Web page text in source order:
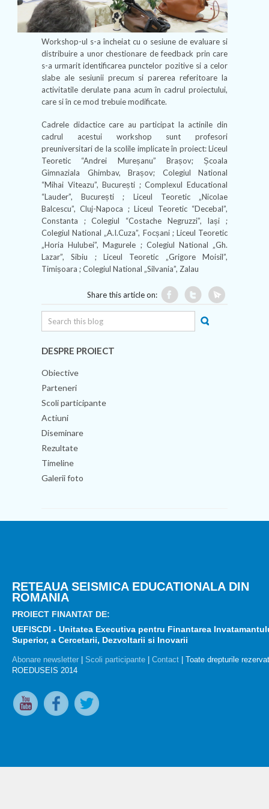
Workshop-ul s-a încheiat cu o sesiune de evaluare si
distribuire a unor chestionare de feedback prin care
s-a urmarit identificarea punctelor pozitive si a celor
slabe ale sesiunii precum si parerea referitoare la
activitatile derulate pana acum în cadrul proiectului,
care si în ce mod trebuie modificate.
Cadrele didactice care au participat la actinile din
cadrul acestui workshop sunt profesori
preuniversitari de la scolile implicate în proiect: Liceul
Teoretic “Andrei Mureșanu” Brașov; Școala
Gimnaziala Ghimbav, Brașov; Colegiul National
“Mihai Viteazu”, București ; Complexul Educational
“Lauder”, București ; Liceul Teoretic „Nicolae
Balcescu”, Cluj-Napoca ; Liceul Teoretic “Decebal”,
Constanta ; Colegiul “Costache Negruzzi”, Iași ;
Colegiul National „A.I.Cuza”, Focșani ; Liceul Teoretic
„Horia Hulubei”, Magurele ; Colegiul National „Gh.
Lazar”, Sibiu ; Liceul Teoretic „Grigore Moisil”,
Timișoara ; Colegiul National „Silvania”, Zalau
Share this article on:
DESPRE PROIECT
Obiective
Parteneri
Scoli participante
Actiuni
Diseminare
Rezultate
Timeline
Galerii foto
RETEAUA SEISMICA EDUCATIONALA DIN
ROMANIA
PROIECT FINANTAT DE:
UEFISCDI - Unitatea Executiva pentru Finantarea
Superior, a Cercetarii, Dezvoltarii si Inovarii
Abonare newsletter Scoli participante Contact | Toate drepturile
ROEDUSEIS 2014